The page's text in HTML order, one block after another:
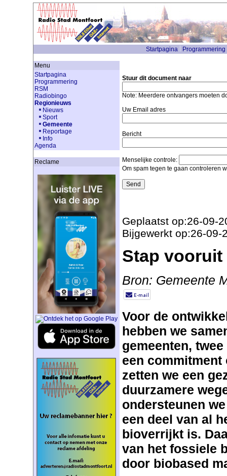
Startpagina Programmering
Menu
Startpagina
Programmering
RSM
Radiobingo
Regionieuws
Nieuws
Sport
Gemeente
Reportage
Info
Agenda
Reclame
Stuur dit document naar
Note: Meerdere ontvangers moeten
Uw Email adres
Bericht
Menselijke controle:
Om spam tegen te gaan controleren
Geplaatst op:26-09-
Bijgewerkt op:26-09-
Stap
Bron: Gemeente
Voor de
hebben we
gemeenten,
een commitment
zetten we een
duurzamere
ondersteunen
een deel van al
bioverrijkt is.
van het fossiele
door biobased